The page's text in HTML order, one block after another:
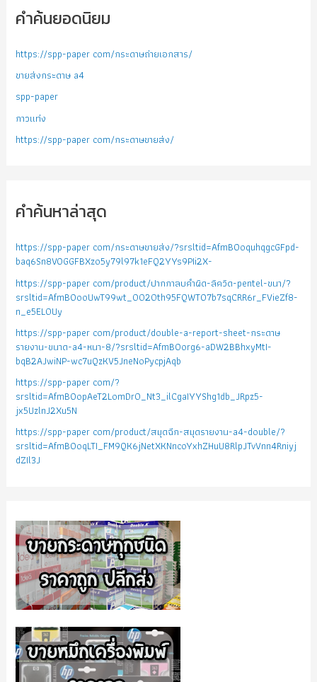
คำค้นยอดนิยม
https://spp-paper com/กระดาษถ่ายเอกสาร/
ขายส่งกระดาษ a4
spp-paper
กาวแท่ง
https://spp-paper com/กระดาษขายส่ง/
คำค้นหาล่าสุด
https://spp-paper com/กระดาษขายส่ง/?srsltid=AfmBOoquhqgcGFpd-
baq6Sn8VOGGFBXzo5y79l97k1eFQ2YYs9PIi2X-
https://spp-paper com/product/ปากกาลบคำผิด-ลิควิด-pentel-ขนา/?
srsltid=AfmBOooUwT99wt_0020th95FQWTO7b7sqCRR6r_FVieZf8-
n_e5EL0Uy
https://spp-paper com/product/double-a-report-sheet-กระดาษ
รายงาน-ขนาด-a4-หนา-8/?srsltid=AfmBOorg6-aDW2BBhxyMtI-
bqB2AJwiNP-wc7uQzKV5JneNoPycpjAqb
https://spp-paper com/?
srsltid=AfmBOopAeT2LomDr0_Nt3_ilCgaIYYShg1db_JRpz5-
jx5UzlnJ2Xu5N
https://spp-paper com/product/สมุดฉีก-สมุดรายงาน-a4-double/?
srsltid=AfmBOoqLTI_FM9QK6jNetXKNncoYxhZHuU8RlpJTvVnn4Rniyj
dZIl3J